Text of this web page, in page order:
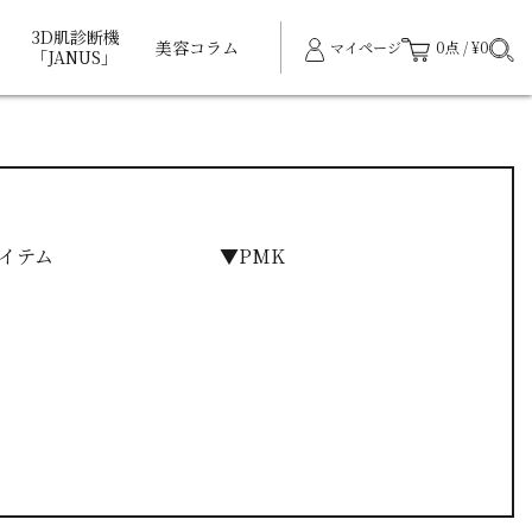
3D肌診断機
「JANUS」
美容コラム マイページ 0点 / ¥0
テム ▼PMK